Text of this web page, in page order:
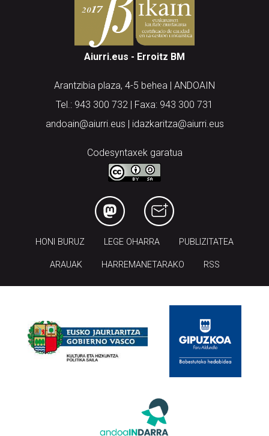
Aiurri.eus - Erroitz BM
Arantzibia plaza, 4-5 behea | ANDOAIN
Tel.: 943 300 732 | Faxa: 943 300 731
andoain@aiurri.eus | idazkaritza@aiurri.eus
Codesyntaxek garatua
HONI BURUZ LEGE OHARRA PUBLIZITATEA
ARAUAK HARREMANETARAKO RSS